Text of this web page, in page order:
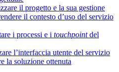
il progetto e la sua gestione
il contesto d’uso del servizio
i processi e i touchpointdel
l’interfaccia utente del servizio
la soluzione ottenuta